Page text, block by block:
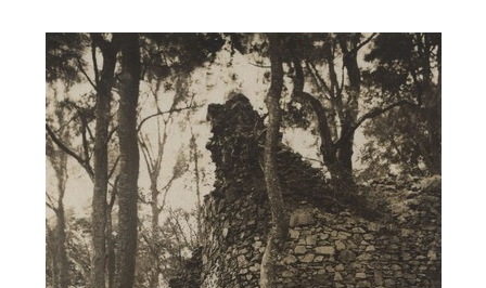
OSTATNÍ
ODKAZY
O NÁS
DŮL NA SLÍDU (NA KOLE)